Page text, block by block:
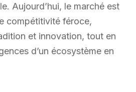
Aujourd’hui, le marché est
compétitivité féroce,
et innovation, tout en
d’un écosystème en